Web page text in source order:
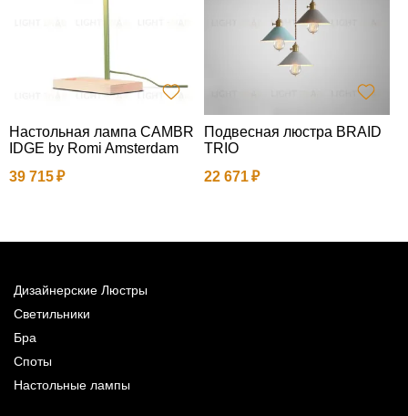
Настольная лампа CAMBR
IDGE by Romi Amsterdam
39 715
Подвесная люстра BRAID
TRIO
22 671
Дизайнерские Люстры
Светильники
Бра
Споты
Настольные лампы